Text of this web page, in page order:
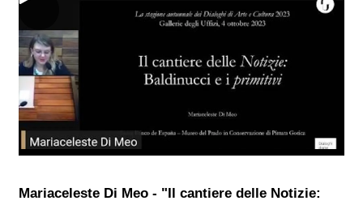
Mariaceleste Di Meo - "Il cantiere delle Notizie: